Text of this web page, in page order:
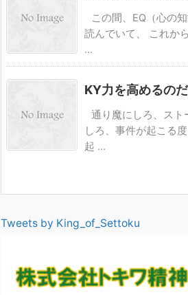
この間、EQ（心の
読んでいて、 これか
...
KY力を高めるのだ
通り魔にしろ、スト
しろ、事件が起こる
起 ...
Tweets by King_of_Settoku